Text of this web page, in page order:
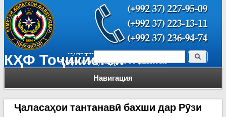
КҲФ Тоҷикистон
Навигация
Форма поиска Поиск
Ҷаласаҳои тантанавӣ бахши дар Рӯзи